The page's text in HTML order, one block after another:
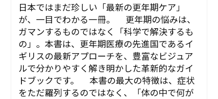
日本ではまだ珍しい「最新の更年期ケア」
が、一目でわかる一冊。 更年期の悩みは、
ガマンするものではなく「科学で解決するも
の」。本書は、更年期医療の先進国であるイ
ギリスの最新アプローチを、豊富なビジュア
ルで分かりやすく解き明かした革新的なガイ
ドブックです。 本書の最大の特徴は、症状
をただ羅列するのではなく、「体の中で何が